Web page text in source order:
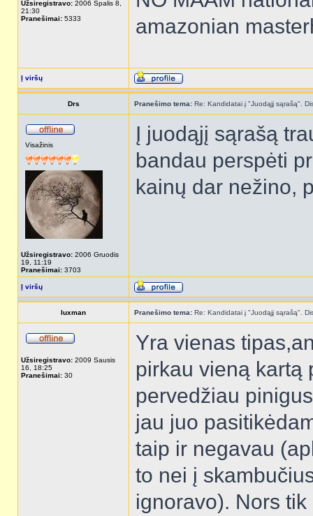
Užsiregistravo: 2006 Spalis 8,
21:30
Pranešimai: 5333
amazonian
Į viršų
Drs Pranešimo tema: Re: Kandidatai į "Juodąjį sąrašą".
Visažinis
Užsiregistravo: 2006 Gruodis
19, 11:19
Pranešimai: 3703
Į juodąjį sąrašą
bandau perspėti
kainų dar nežino,
Į viršų
luxman Pranešimo tema: Re: Kandidatai į "Juodąjį sąrašą".
Užsiregistravo: 2009 Sausis
16, 18:25
Pranešimai: 30
Yra vienas
pirkau vieną kartą
pervedžiau
jau juo
taip ir negavau
to nei į
ignoravo). Nors